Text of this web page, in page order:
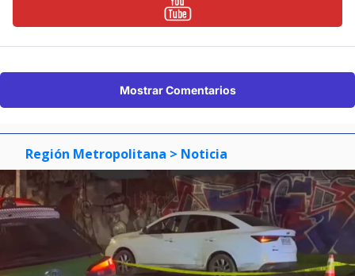
Mostrar Comentarios
Región Metropolitana > Noticia